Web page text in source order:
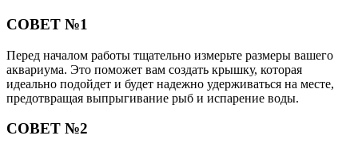
СОВЕТ №1
Перед началом работы тщательно измерьте размеры вашего
аквариума. Это поможет вам создать крышку, которая
идеально подойдет и будет надежно удерживаться на месте,
предотвращая выпрыгивание рыб и испарение воды.
СОВЕТ №2